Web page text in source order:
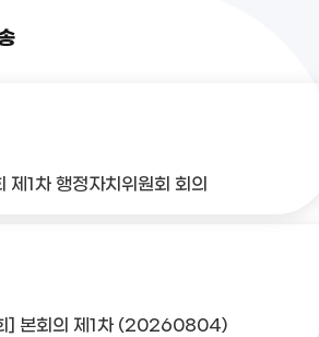
1차 행정자치위원회 회의
] 본회의 제1차 (20260804)